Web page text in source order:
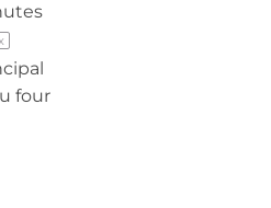
four